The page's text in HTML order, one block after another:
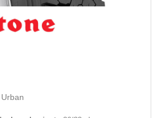
Urban